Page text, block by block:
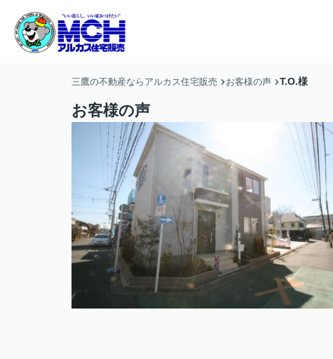
三鷹の不動産ならアルカス住宅販売 お客様の声 T.O.様
お客様の声